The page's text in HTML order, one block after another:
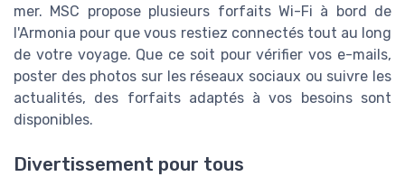
mer. MSC propose plusieurs forfaits Wi-Fi à bord de
l'Armonia pour que vous restiez connectés tout au long
de votre voyage. Que ce soit pour vérifier vos e-mails,
poster des photos sur les réseaux sociaux ou suivre les
actualités, des forfaits adaptés à vos besoins sont
disponibles.
Divertissement pour tous